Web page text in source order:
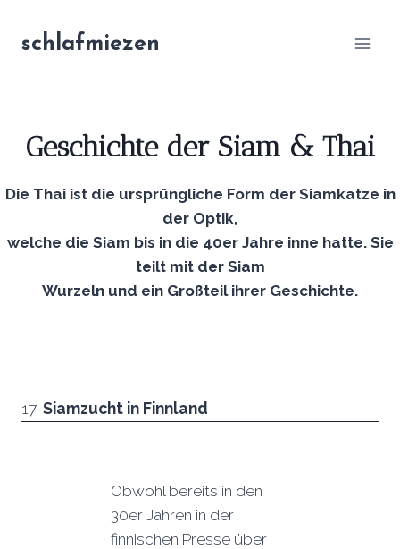
Inhaltschlafmiezen
Geschichte der Siam & Thai
Die Thai ist die ursprüngliche Form der Siamkatze in
der Optik,
welche die Siam bis in die 40er Jahre inne hatte. Sie
teilt mit der Siam
Wurzeln und ein Großteil ihrer Geschichte.
17. Siamzucht in Finnland
Obwohl bereits in den
30er Jahren in der
finnischen Presse über